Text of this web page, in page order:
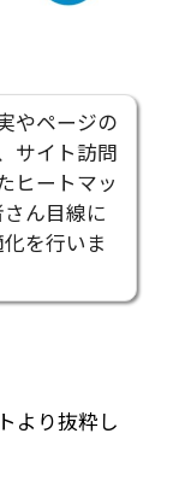
やページの
サイト訪問
ヒートマッ
ん目線に
を行いま
より抜粋し